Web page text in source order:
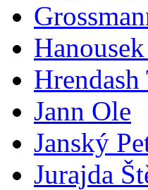
Hrendash
Jann Ole
Janský
Jurajda